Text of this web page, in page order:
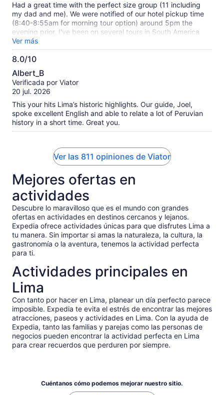
Had a great time with the perfect size group (11 including
my dad and me). We were notified of our hotel pickup time
(8:40-8:55am for morning tour option) around 5pm the
evening prior. I've been on several tours in South America
with hotel pickup and that's relatively good advance notice.
They were right on time. The mini bus was totally
comfortable for the amount of people on the tour. Our guide
great experience. I didn't find Lima alll that enticing, but I
was unbored the entire half day tour. Good info given on
Peru, Lima vs. other regions, and sites we were seeing. The
churro stop was definitely a highlight. I had overlooked that
would probably be happening and didn't realize the size of
Peruvian churros, so I wished I had eaten a little less
breakfast, but gobbled the whole thing anyway as a treat.
chocolate because caramel has a risk of icky-sweet for me.
We considered different format tours for our one day in Lima
and are so pleased with our choice. Walking around Centro
the whole span of time was so much better than in and out of
a vehicle again and again seeing different areas for short
intervals would have been. Thank you for a smooth and
memorable experience Haku Tours especially Cesar!
Ver más
8.0/10
8.0
de
10
Albert_B
Verificada por Viator
20 jul. 2026
This your hits Lima’s historic highlights. Our guide, Joel,
spoke excellent English and able to relate a lot of Peruvian
history in a short time. Great you.
Ver las 811 opiniones de Viator
Mejores ofertas en
actividades
Descubre lo maravilloso que es el mundo con grandes
ofertas en actividades en destinos cercanos y lejanos.
Expedia ofrece actividades únicas para que disfrutes Lima a
tu manera. Sin importar si amas la naturaleza, la cultura, la
gastronomía o la aventura, tenemos la actividad perfecta
para ti.
Actividades principales en
Lima
Con tanto por hacer en Lima, planear un día perfecto parece
imposible. Expedia te evita el estrés de encontrar las mejores
atracciones, paseos y actividades en Lima. Con la ayuda de
Expedia, tanto las familias y parejas como las personas de
negocios pueden encontrar la actividad perfecta en Lima
para crear recuerdos que perduren por siempre.
Cuéntanos cómo podemos mejorar nuestro sitio.